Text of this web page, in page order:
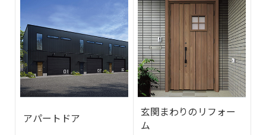
アパートドア
玄関まわりのリフォー
ム